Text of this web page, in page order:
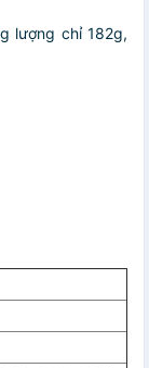
lượng chỉ 182g,